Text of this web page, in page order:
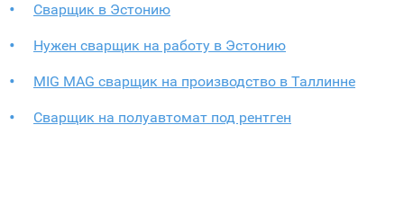
Сварщик в Эстонию
Нужен сварщик на работу в Эстонию
MIG MAG сварщик на производство в Таллинне
Cварщик на полуавтомат под рентген